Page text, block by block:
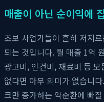
매출이 아닌 순이익에
초보 사업가들이 흔히 저지
되는 것입니다. 월 매출 1억
광고비, 인건비, 재료비 등
없다면 아무 의미가 없습니
크만 증가하는 악순환에 빠